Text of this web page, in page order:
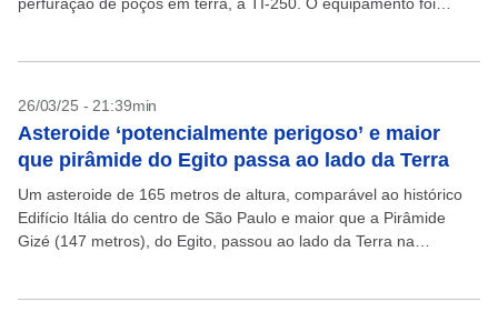
26/03/25 - 21:39min
Asteroide ‘potencialmente perigoso’ e maior
que pirâmide do Egito passa ao lado da Terra
Um asteroide de 165 metros de altura, comparável ao histórico
Edifício Itália do centro de São Paulo e maior que a Pirâmide
Gizé (147 metros), do Egito, passou ao lado da Terra na